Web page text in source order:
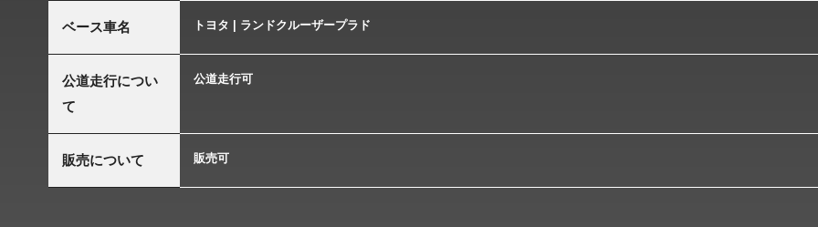
ベース車名 トヨタ | ランドクルーザープラド
公道走行につい
て
公道走行可
販売について 販売可